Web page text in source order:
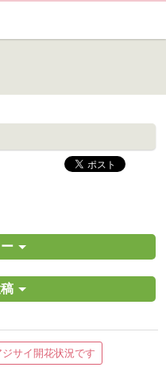
の最新情報や観光協会会員情報
サイ開花状況です